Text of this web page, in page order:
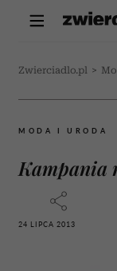
Zwierciadlo.pl >
MODA I URODA
Kampania
24 LIPCA 2013